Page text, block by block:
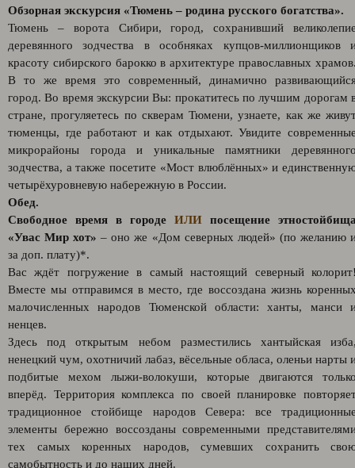
Обзорная экскурсия «Тюмень – родина русского богатства».
Тюмень – ворота Сибири, город, сохранивший
деревянного зодчества в особняках купцов-миллионщиков
красоту сибирского барокко в архитектуре православных
В то же время это современный, динамично
город. Во время экскурсии Вы: прокатитесь по лучшим дорогам
стране, прогуляетесь по скверам Тюмени, узнаете, как же
тюменцы, где работают и как отдыхают. Увидите
микрорайоны города и уникальные памятники
зодчества, а также посетите «Мост влюблённых» и
четырёхуровневую набережную в России.
Обед.
Свободное время в городе ИЛИ посещение
«Увас Мир хот» – оно же «Дом северных людей» (по желанию
за доп. плату)*.
Вас ждёт погружение в самый настоящий северный
Вместе мы отправимся в место, где воссоздана жизнь
малочисленных народов Тюменской области: ханты, манси
ненцев.
Здесь под открытым небом разместились хантыйская
ненецкий чум, охотничий лабаз, вёсельные обласа, оленьи нарты
подбитые мехом лыжи-волокуши, которые двигаются
вперёд. Территория комплекса по своей планировке
традиционное стойбище народов Севера: все
элементы бережно воссозданы современными
тех самых коренных народов, сумевших сохранить
самобытность и до наших дней.